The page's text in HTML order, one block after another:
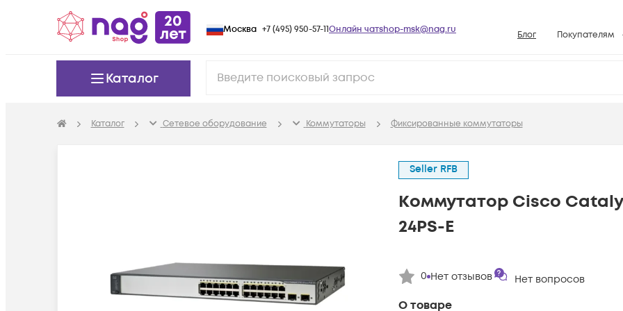
Москва +7 (495) 950-57-11Онлайн чатshop-msk@nag.ru Блог Покупателям
Вопросы и
Каталог
Каталог Сетевое оборудование Коммутаторы Фиксированные коммутаторы
О товаре
Seller RFB
Коммутатор Cisco
24PS-E
0 Нет отзывов Нет вопросов